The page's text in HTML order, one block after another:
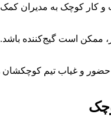
کوچک به مدیران
ممکن است گیج‌کننده
حضور و غیاب تیم کوچکشان